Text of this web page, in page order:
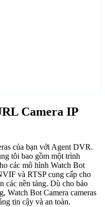
Camera IP
của bạn với Agent DVR.
tôi bao gồm một trình
các mô hình Watch Bot
và RTSP cung cấp cho
các nền tảng. Dù cho bảo
Watch Bot Camera cameras
tin cậy và an toàn.